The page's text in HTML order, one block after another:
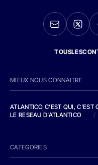
MIEUX NOUS CONNAITRE
ATLANTICO C'EST QUI, C'EST
LE RESEAU D'ATLANTICO
/
CATEGORIES